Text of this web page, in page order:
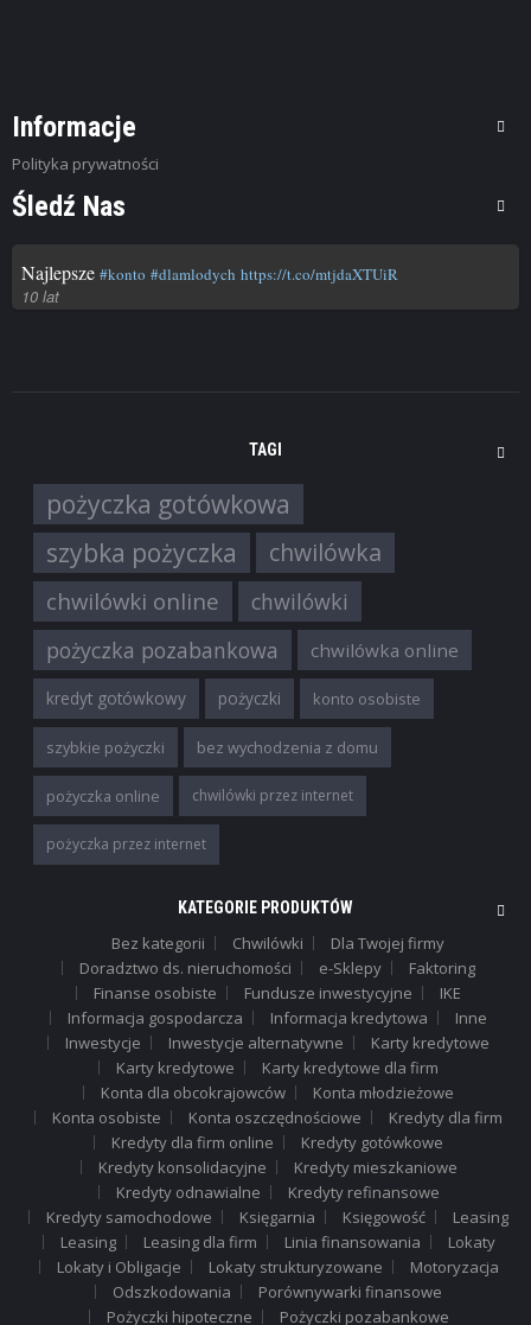
Informacje
Polityka prywatności
Śledź Nas
Najlepsze #konto #dlamlodych https://t.co/mtjdaXTUiR
10 lat
TAGI
pożyczka gotówkowa
szybka pożyczka
chwilówka
chwilówki online
chwilówki
pożyczka pozabankowa
chwilówka online
kredyt gotówkowy pożyczki konto osobiste
szybkie pożyczki bez wychodzenia z domu
pożyczka online chwilówki przez internet
pożyczka przez internet
KATEGORIE PRODUKTÓW
Bez kategorii Chwilówki
Dla Twojej firmy
Doradztwo ds. nieruchomości
e-Sklepy
Faktoring
Finanse osobiste
Fundusze inwestycyjne
IKE
Informacja gospodarcza
Informacja kredytowa
Inne
Inwestycje
Inwestycje alternatywne
Karty kredytowe
Karty kredytowe
Karty kredytowe dla firm
Konta dla obcokrajowców
Konta młodzieżowe
Konta osobiste
Konta oszczędnościowe
Kredyty dla firm
Kredyty dla firm online
Kredyty gotówkowe
Kredyty konsolidacyjne
Kredyty mieszkaniowe
Kredyty odnawialne
Kredyty refinansowe
Kredyty samochodowe
Księgarnia Księgowość
Leasing
Leasing
Leasing dla firm Linia finansowania
Lokaty
Lokaty i Obligacje
Lokaty strukturyzowane
Motoryzacja
Odszkodowania
Porównywarki finansowe
Pożyczki hipoteczne
Pożyczki pozabankowe